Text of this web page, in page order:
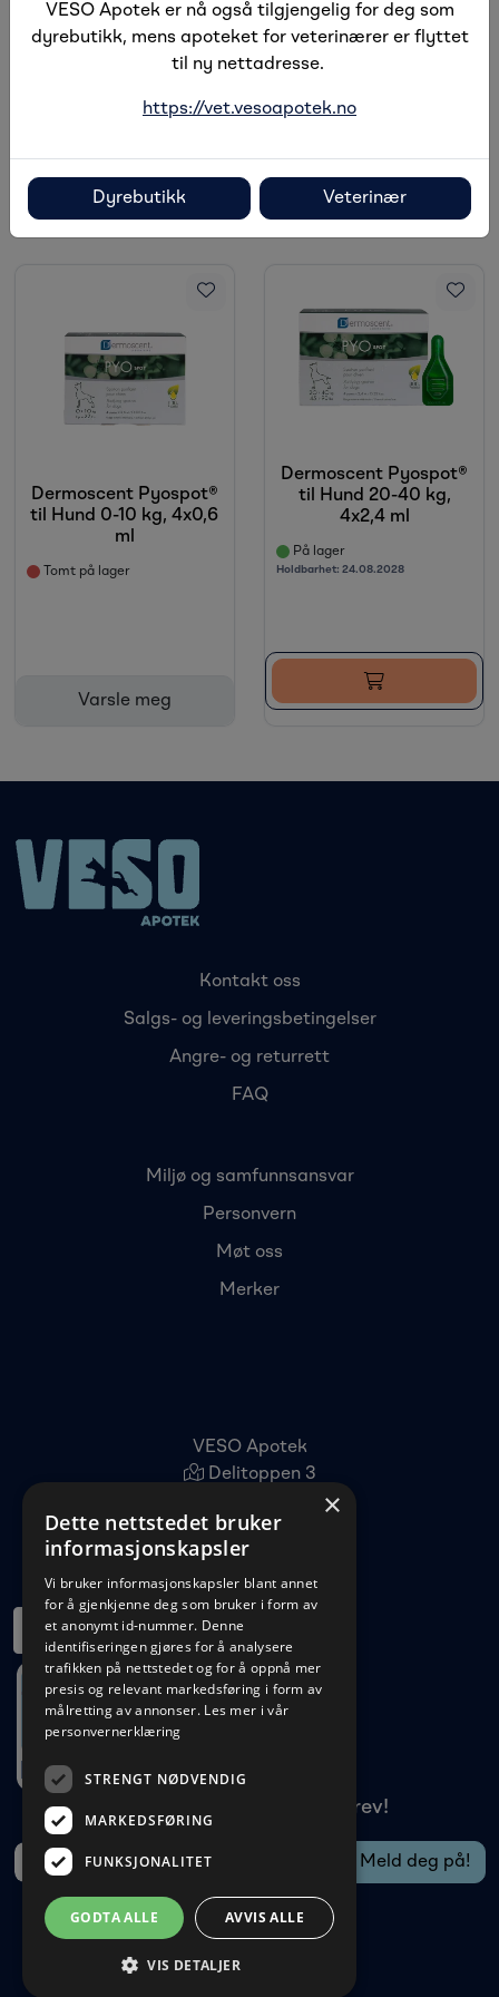
pipette på huden, innholdet kan fordeles på flere
områder. Man trenger ikke massere inn løsningen, den
Alternative produkter
Dermoscent Pyospot®
til Hund 0-10 kg, 4x0,6
ml
Tomt på lager
Varsle meg
Dermoscent Pyospot®
til Hund 20-40 kg,
4x2,4 ml
På lager
Holdbarhet: 24.08.2028
Meld deg på vårt nyhetsbrev!
Kontakt oss
Salgs- og leveringsbetingelser
Angre- og returrett
FAQ
Miljø og samfunnsansvar
Personvern
Møt oss
Merker
VESO Apotek
Delitoppen 3
22 96 11 00
kundeservice@veso.no
VESO Apotek er nå også tilgjengelig for deg som
dyrebutikk, mens apoteket for veterinærer er flyttet
til ny nettadresse.
https://vet.vesoapotek.no
Dyrebutikk Veterinær
×
Dette nettstedet bruker
informasjonskapsler
Vi bruker informasjonskapsler blant annet
for å gjenkjenne deg som bruker i form av
et anonymt id-nummer. Denne
identifiseringen gjøres for å analysere
trafikken på nettstedet og for å oppnå mer
presis og relevant markedsføring i form av
målretting av annonser. Les mer i vår
personvernerklæring
STRENGT NØDVENDIG
MARKEDSFØRING
FUNKSJONALITET
GODTA ALLE AVVIS ALLE
VIS DETALJER